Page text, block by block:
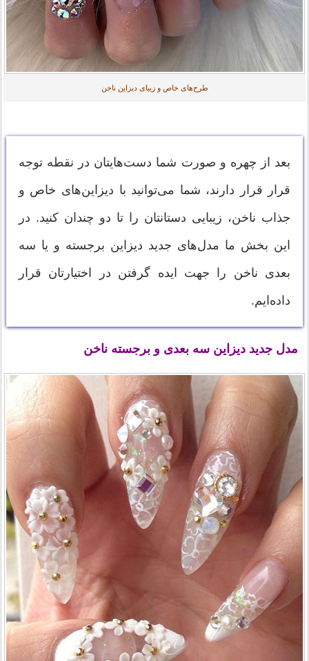
طرح‌های خاص و زیبای دیزاین ناخن
بعد از چهره و صورت شما دست‌هایتان در نقطه توجه
قرار قرار دارند، شما می‌توانید با دیزاین‌های خاص و
جذاب ناخن‌، زیبایی دستانتان را تا دو چندان کنید. در
این بخش ما مدل‌های جدید دیزاین برجسته و یا سه
بعدی ناخن را جهت ایده گرفتن در اختیارتان قرار
داده‌ایم.
مدل جدید دیزاین سه بعدی و برجسته ناخن